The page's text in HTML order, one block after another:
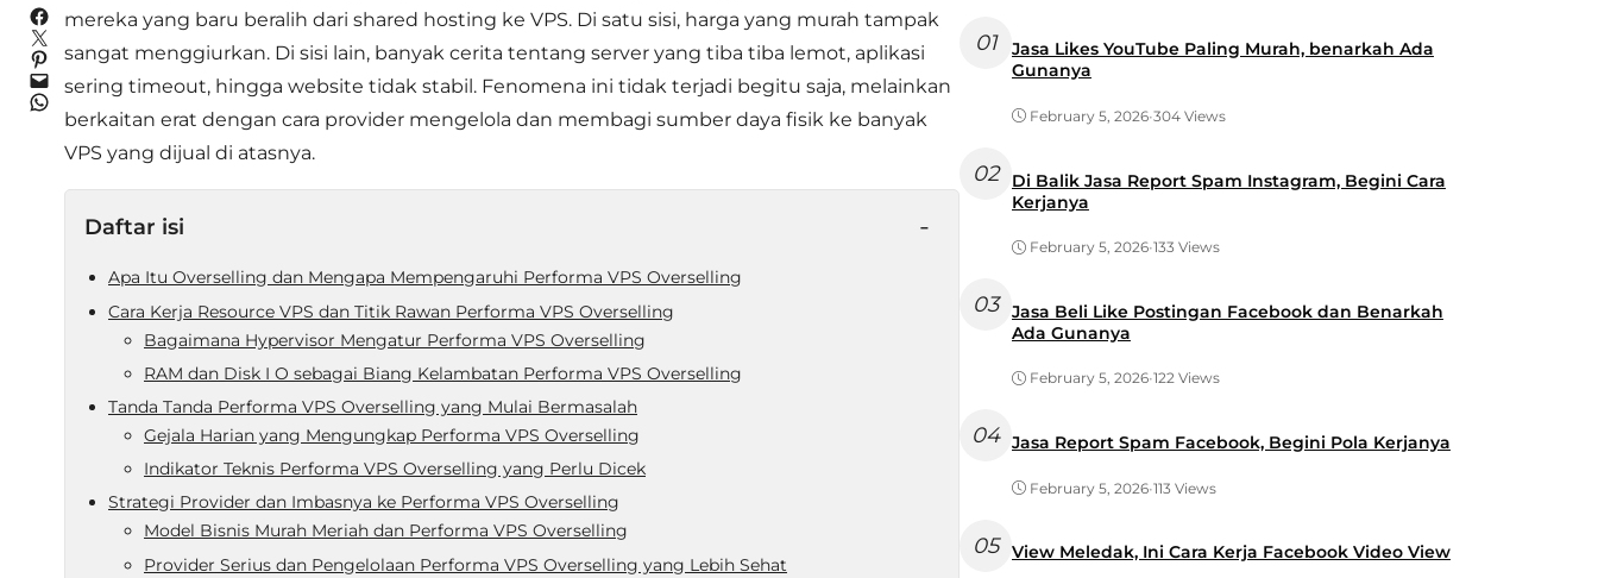
Facebook
Twitter
Pinterest
Mail
WhatsApp
mereka yang baru beralih dari shared hosting ke VPS. Di satu sisi, harga yang murah tampak
sangat menggiurkan. Di sisi lain, banyak cerita tentang server yang tiba tiba lemot, aplikasi
sering timeout, hingga website tidak stabil. Fenomena ini tidak terjadi begitu saja, melainkan
berkaitan erat dengan cara provider mengelola dan membagi sumber daya fisik ke banyak
VPS yang dijual di atasnya.
Daftar isi -
Apa Itu Overselling dan Mengapa Mempengaruhi Performa VPS Overselling
Cara Kerja Resource VPS dan Titik Rawan Performa VPS Overselling
Bagaimana Hypervisor Mengatur Performa VPS Overselling
RAM dan Disk I O sebagai Biang Kelambatan Performa VPS Overselling
Tanda Tanda Performa VPS Overselling yang Mulai Bermasalah
Gejala Harian yang Mengungkap Performa VPS Overselling
Indikator Teknis Performa VPS Overselling yang Perlu Dicek
Strategi Provider dan Imbasnya ke Performa VPS Overselling
Model Bisnis Murah Meriah dan Performa VPS Overselling
Provider Serius dan Pengelolaan Performa VPS Overselling yang Lebih Sehat
01
Jasa Likes YouTube Paling Murah, benarkah Ada
Gunanya
February 5, 2026•304 Views
02
Di Balik Jasa Report Spam Instagram, Begini Cara
Kerjanya
February 5, 2026•133 Views
03
Jasa Beli Like Postingan Facebook dan Benarkah
Ada Gunanya
February 5, 2026•122 Views
04 Jasa Report Spam Facebook, Begini Pola Kerjanya
February 5, 2026•113 Views
05 View Meledak, Ini Cara Kerja Facebook Video View